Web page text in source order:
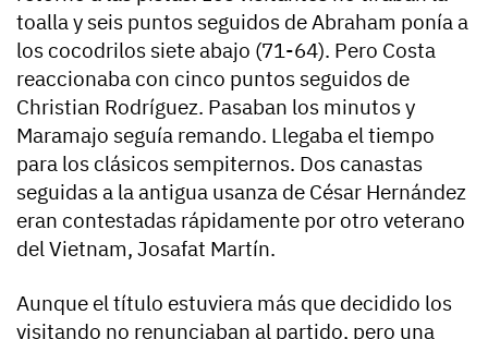
toalla y seis puntos seguidos de Abraham ponía a
los cocodrilos siete abajo (71-64). Pero Costa
reaccionaba con cinco puntos seguidos de
Christian Rodríguez. Pasaban los minutos y
Maramajo seguía remando. Llegaba el tiempo
para los clásicos sempiternos. Dos canastas
seguidas a la antigua usanza de César Hernández
eran contestadas rápidamente por otro veterano
del Vietnam, Josafat Martín.
Aunque el título estuviera más que decidido los
visitando no renunciaban al partido, pero una